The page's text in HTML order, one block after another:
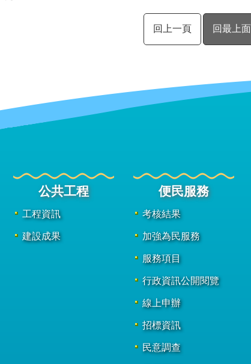
回上一頁 回最上面
公共工程
工程資訊
建設成果
便民服務
考核結果
加強為民服務
服務項目
行政資訊公開閱覽
線上申辦
招標資訊
民意調查